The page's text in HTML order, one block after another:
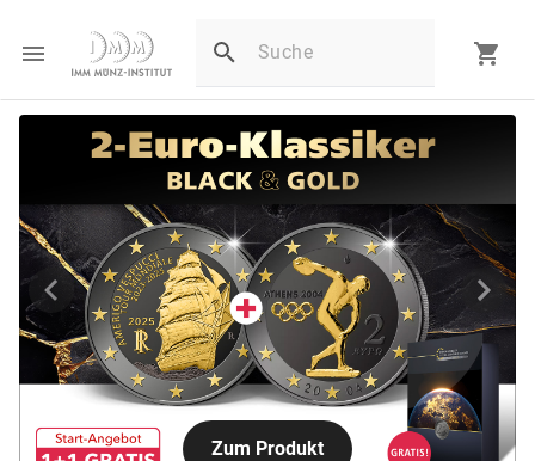
Zum Produkt